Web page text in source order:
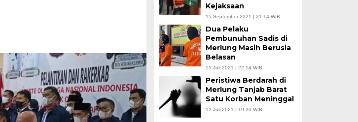
Kejaksaan
15 September 2021 | 21:14 WIB
Dua Pelaku
Pembunuhan Sadis di
Merlung Masih Berusia
Belasan
15 Juli 2021 | 22:14 WIB
Peristiwa Berdarah di
Merlung Tanjab Barat
Satu Korban Meninggal
12 Juli 2021 | 19:20 WIB